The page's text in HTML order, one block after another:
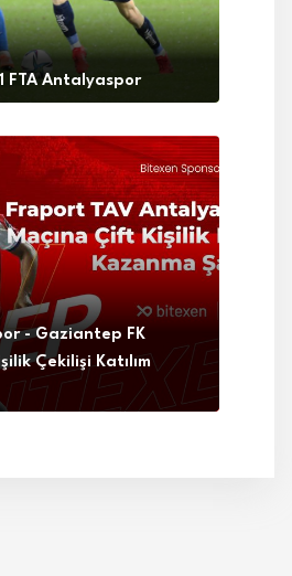
FTA Antalyaspor
- Gaziantep FK
Çekilişi Katılım